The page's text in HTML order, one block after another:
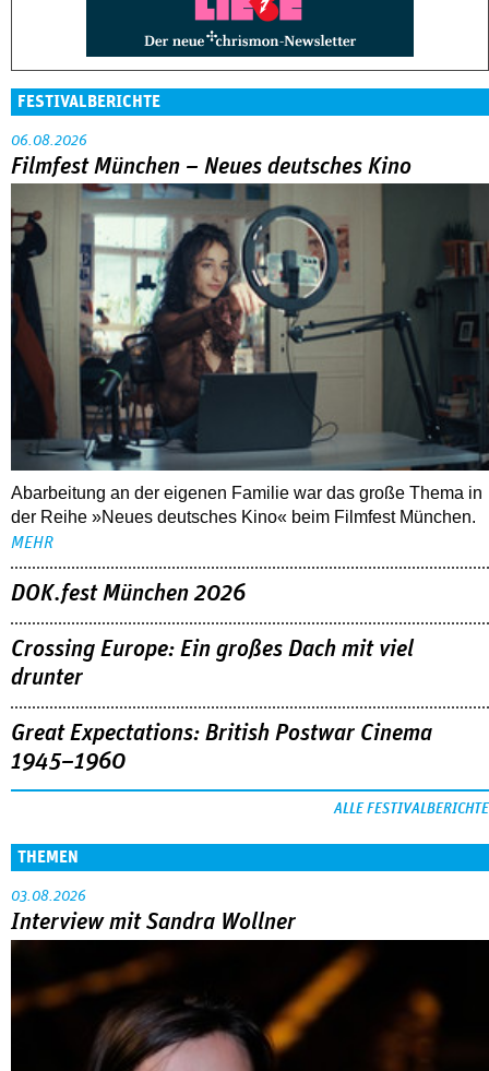
FESTIVALBERICHTE
06.08.2026
Filmfest München – Neues deutsches Kino
Abarbeitung an der eigenen Familie war das große Thema in
der Reihe »Neues deutsches Kino« beim Filmfest München.
MEHR
DOK.fest München 2026
Crossing Europe: Ein großes Dach mit viel
drunter
Great Expectations: British Postwar Cinema
1945–1960
ALLE FESTIVALBERICHTE
THEMEN
03.08.2026
Interview mit Sandra Wollner